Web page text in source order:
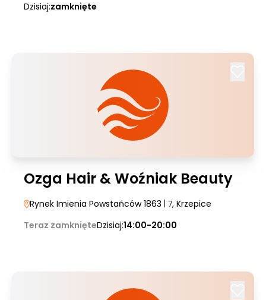
Dzisiaj:zamknięte
Ozga Hair & Woźniak Beauty
Rynek Imienia Powstańców 1863 | 7, Krzepice
Teraz zamknięteDzisiaj:14:00-20:00